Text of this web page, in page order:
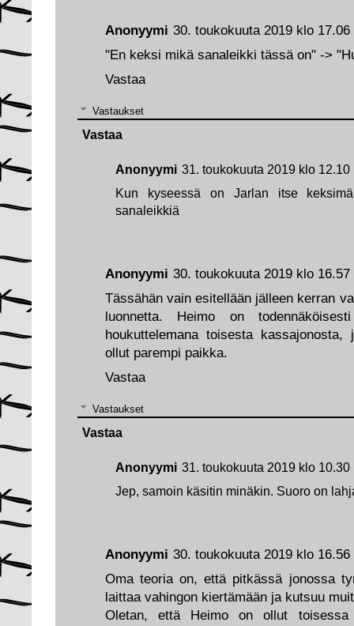
Anonyymi 30. toukokuuta 2019 klo 16.56
Oma teoria on, että pitkässä jonossa
laittaa vahingon kiertämään ja kutsuu
Oletan, että Heimo on ollut
Anonyymi 30. toukokuuta 2019 klo 16.57
Tässähän vain esitellään jälleen kerran
luonnetta. Heimo on
houkuttelemana toisesta
ollut parempi paikka.
Vastaa
Vastaukset
Anonyymi 31. toukokuuta 2019 klo 10.30
Jep, samoin käsitin minäkin. Suoro on
Vastaa
Anonyymi 30. toukokuuta 2019 klo 17.06
"En keksi mikä sanaleikki tässä on" ->
Vastaa
Vastaukset
Anonyymi 31. toukokuuta 2019 klo 12.10
Kun kyseessä on Jarlan itse
sanaleikkiä
Vastaa